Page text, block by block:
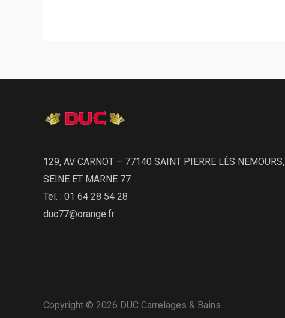
129, AV CARNOT – 77140 SAINT PIERRE LÈS NEMOURS,
SEINE ET MARNE 77
Tel. : 01 64 28 54 28
duc77@orange.fr
Copyright © 2026 DUC Carrelages & Bains